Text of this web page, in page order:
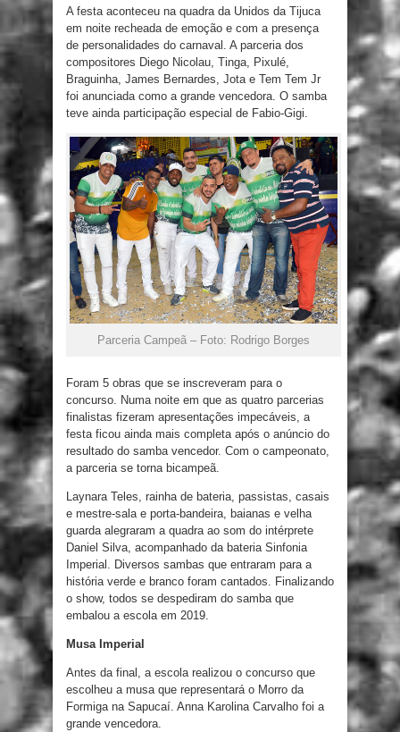
A festa aconteceu na quadra da Unidos da Tijuca
em noite recheada de emoção e com a presença
de personalidades do carnaval. A parceria dos
compositores Diego Nicolau, Tinga, Pixulé,
Braguinha, James Bernardes, Jota e Tem Tem Jr
foi anunciada como a grande vencedora. O samba
teve ainda participação especial de Fabio-Gigi.
Parceria Campeã – Foto: Rodrigo Borges
Foram 5 obras que se inscreveram para o
concurso. Numa noite em que as quatro parcerias
finalistas fizeram apresentações impecáveis, a
festa ficou ainda mais completa após o anúncio do
resultado do samba vencedor. Com o campeonato,
a parceria se torna bicampeã.
Laynara Teles, rainha de bateria, passistas, casais
e mestre-sala e porta-bandeira, baianas e velha
guarda alegraram a quadra ao som do intérprete
Daniel Silva, acompanhado da bateria Sinfonia
Imperial. Diversos sambas que entraram para a
história verde e branco foram cantados. Finalizando
o show, todos se despediram do samba que
embalou a escola em 2019.
Musa Imperial
Antes da final, a escola realizou o concurso que
escolheu a musa que representará o Morro da
Formiga na Sapucaí. Anna Karolina Carvalho foi a
grande vencedora.